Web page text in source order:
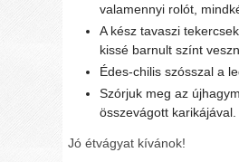
valamennyi rolót,
A kész tavaszi
kissé barnult színt
Édes-chilis szósszal a
Szórjuk meg az
összevágott karikájával.
Jó étvágyat kívánok!